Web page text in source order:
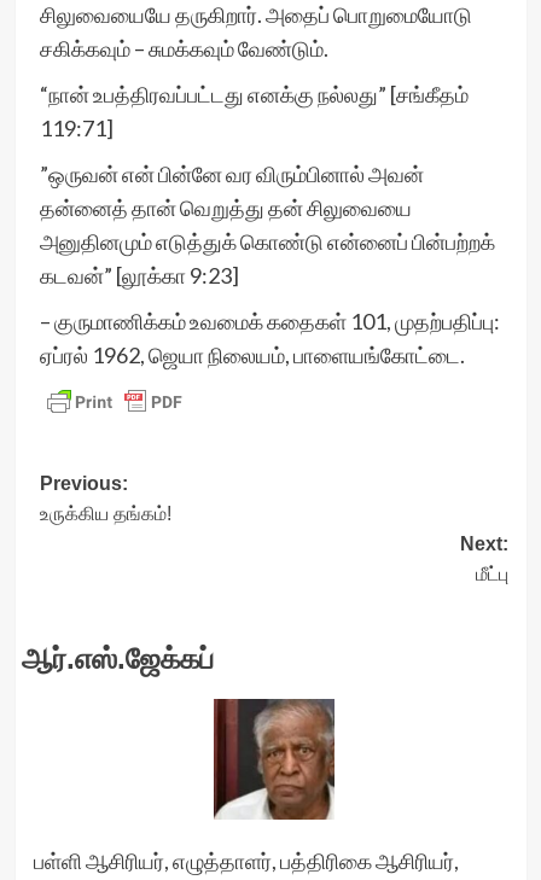
சிலுவையையே தருகிறார். அதைப் பொறுமையோடு
சகிக்கவும் – சுமக்கவும் வேண்டும்.
“நான் உபத்திரவப்பட்டது எனக்கு நல்லது” [சங்கீதம்
119:71]
”ஒருவன் என் பின்னே வர விரும்பினால் அவன்
தன்னைத் தான் வெறுத்து தன் சிலுவையை
அனுதினமும் எடுத்துக் கொண்டு என்னைப் பின்பற்றக்
கடவன்” [லூக்கா 9:23]
– குருமாணிக்கம் உவமைக் கதைகள் 101, முதற்பதிப்பு:
ஏப்ரல் 1962, ஜெயா நிலையம், பாளையங்கோட்டை.
Post
navigation
Previous:
உருக்கிய தங்கம்!
Next:
மீட்பு
ஆர்.எஸ்.ஜேக்கப்
பள்ளி ஆசிரியர், எழுத்தாளர், பத்திரிகை ஆசிரியர்,